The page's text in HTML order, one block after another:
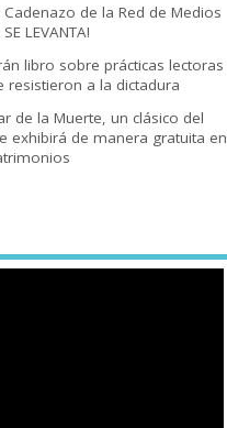
Cadenazo de la Red de Medios
LEVANTA!
libro sobre prácticas lectoras
resistieron a la dictadura
de la Muerte, un clásico del
exhibirá de manera gratuita en